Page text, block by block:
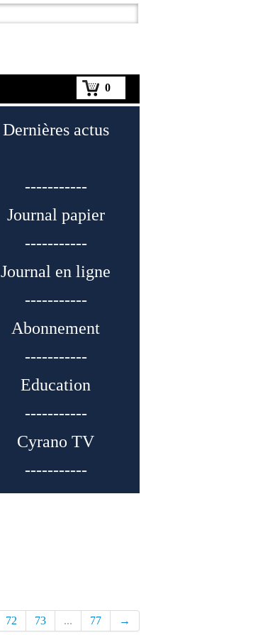
0
Dernières actus
-----------
Journal papier
-----------
Journal en ligne
-----------
Abonnement
-----------
Education
-----------
Cyrano TV
-----------
72 73 ... 77 →